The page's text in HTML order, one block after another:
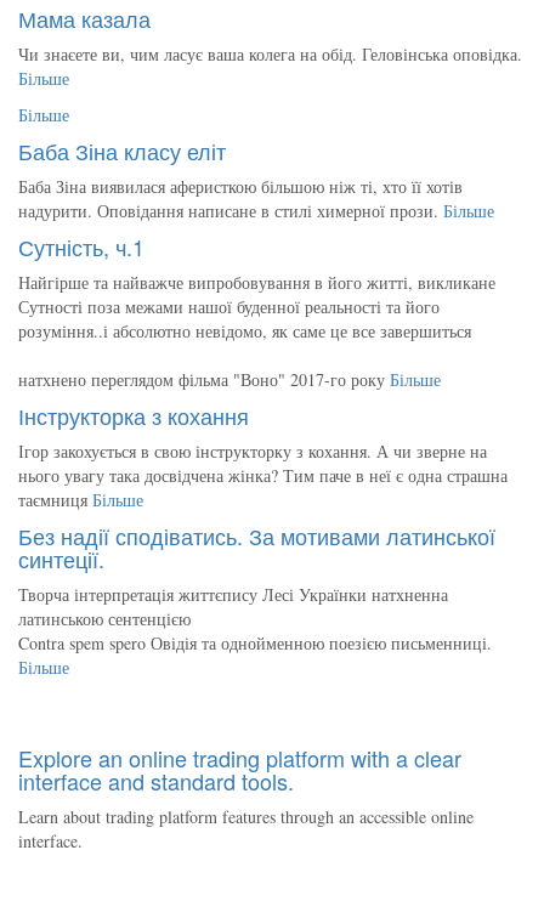
Мама казала
Чи знаєете ви, чим ласує ваша колега на обід. Геловінська оповідка.
Більше
Більше
Баба Зіна класу еліт
Баба Зіна виявилася аферисткою більшою ніж ті, хто її хотів
надурити. Оповідання написане в стилі химерної прози. Більше
Сутність, ч.1
Найгірше та найважче випробовування в його житті, викликане
Сутності поза межами нашої буденної реальності та його
розуміння..і абсолютно невідомо, як саме це все завершиться
натхнено переглядом фільма "Воно" 2017-го року Більше
Інструкторка з кохання
Ігор закохується в свою інструкторку з кохання. А чи зверне на
нього увагу така досвідчена жінка? Тим паче в неї є одна страшна
таємниця Більше
Без надії сподіватись. За мотивами латинської
синтеції.
Творча інтерпретація життєпису Лесі Українки натхненна
латинською сентенцією
Contra spem spero Овідія та однойменною поезією письменниці.
Більше
Explore an online trading platform with a clear
interface and standard tools.
Learn about trading platform features through an accessible online
interface.